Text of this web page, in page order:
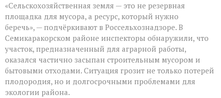
не
должна
превращаться
в
свалку»:
в
Семикаракорском
районе
захламили
сельхозугодья
«Сельскохозяйственная земля — это не резервная
площадка для мусора, а ресурс, который нужно
беречь», — подчёркивают в Россельхознадзоре. В
Семикаракорском районе инспекторы обнаружили, что
участок, предназначенный для аграрной работы,
оказался частично засыпан строительным мусором и
бытовыми отходами. Ситуация грозит не только потерей
плодородия, но и долгосрочными проблемами для
экологии района.